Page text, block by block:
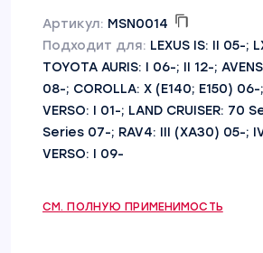
Артикул: MSN0014
Подходит для: LEXUS IS: II 05-;
TOYOTA AURIS: I 06-; II 12-;
08-; COROLLA: X (E140; E150) 06-
VERSO: I 01-; LAND CRUISER: 70
Series 07-; RAV4: III (XA30) 05-;
VERSO: I 09-
СМ. ПОЛНУЮ ПРИМЕНИМОСТЬ